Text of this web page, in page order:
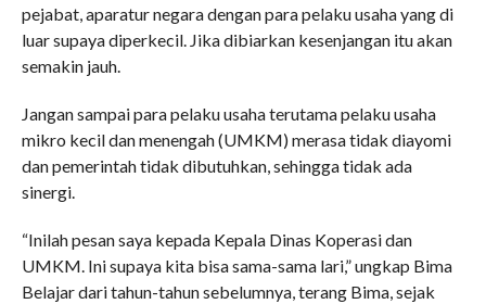
pejabat, aparatur negara dengan para pelaku usaha yang di
luar supaya diperkecil. Jika dibiarkan kesenjangan itu akan
semakin jauh.
Jangan sampai para pelaku usaha terutama pelaku usaha
mikro kecil dan menengah (UMKM) merasa tidak diayomi
dan pemerintah tidak dibutuhkan, sehingga tidak ada
sinergi.
“Inilah pesan saya kepada Kepala Dinas Koperasi dan
UMKM. Ini supaya kita bisa sama-sama lari,” ungkap Bima
Belajar dari tahun-tahun sebelumnya, terang Bima, sejak